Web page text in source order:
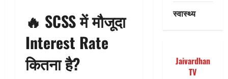
🔥 SCSS में मौजूदा
Interest Rate
कितना है?
स्वास्थ्य
Jaivardhan
TV